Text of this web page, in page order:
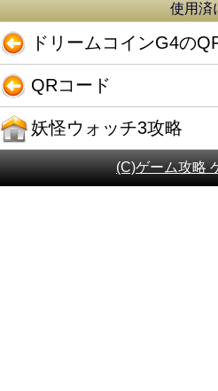
使用済
ドリームコインG4の
QRコード
妖怪ウォッチ3攻略
(C)ゲーム攻略